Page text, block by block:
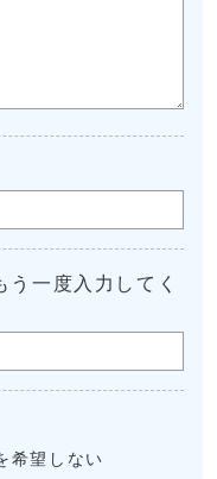
う一度入力してく
希望しない